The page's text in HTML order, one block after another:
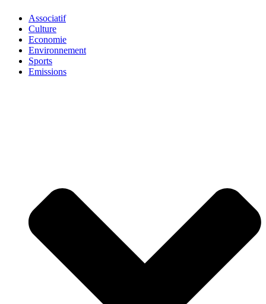
Associatif
Culture
Economie
Environnement
Sports
Emissions